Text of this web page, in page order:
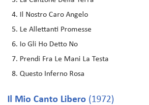
Il Nostro Caro Angelo
Le Allettanti Promesse
Io Gli Ho Detto No
Prendi Fra Le Mani La Testa
Questo Inferno Rosa
Il Mio Canto Libero (1972)